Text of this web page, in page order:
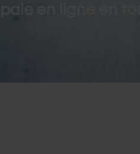
paie en ligne en